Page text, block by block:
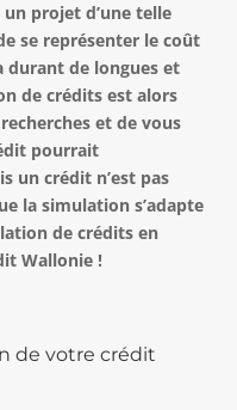
un projet d’une telle
se représenter le coût
durant de longues et
de crédits est alors
et de vous
pourrait
un crédit n’est pas
la simulation s’adapte
de crédits en
Wallonie !
de votre crédit